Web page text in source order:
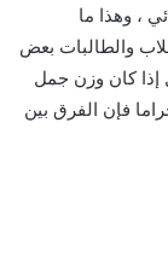
، وهذا ما
والطالبات بعض
كان وزن جمل
و وزن جمل صغير ١١٤ كيلو جراما فإن الفرق بين